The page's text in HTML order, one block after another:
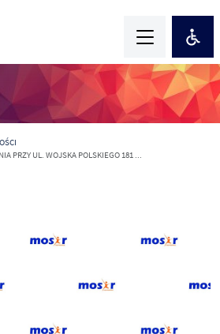
PRZY UL. WOJSKA POLSKIEGO 181 ...